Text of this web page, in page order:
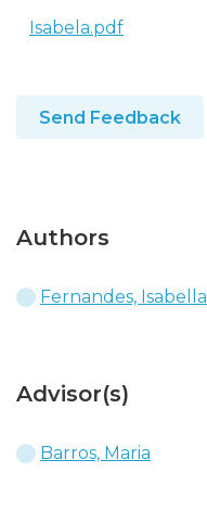
Isabela.pdf
Send Feedback
Authors
Fernandes, Isabella
Advisor(s)
Barros, Maria